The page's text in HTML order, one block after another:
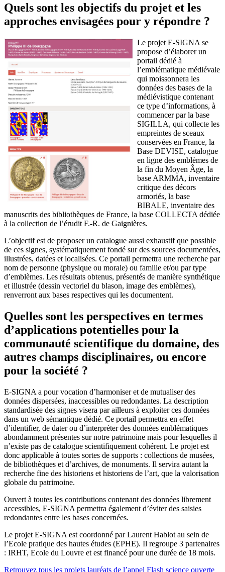
Quels sont les objectifs du projet et les
approches envisagées pour y répondre ?
Le projet E-SIGNA se
propose d’élaborer un
portail dédié à
l’emblématique médiévale
qui moissonnera les
données des bases de la
médiévistique contenant
ce type d’informations, à
commencer par la base
SIGILLA, qui collecte les
empreintes de sceaux
conservées en France, la
Base DEVISE, catalogue
en ligne des emblèmes de
la fin du Moyen Âge, la
base ARMMA, inventaire
critique des décors
armoriés, la base
BIBALE, inventaire des
manuscrits des bibliothèques de France, la base COLLECTA dédiée
à la collection de l’érudit F.-R. de Gaignières.
L’objectif est de proposer un catalogue aussi exhaustif que possible
de ces signes, systématiquement fondé sur des sources documentées,
illustrées, datées et localisées. Ce portail permettra une recherche par
nom de personne (physique ou morale) ou famille et/ou par type
d’emblèmes. Les résultats obtenus, présentés de manière synthétique
et illustrée (dessin vectoriel du blason, image des emblèmes),
renverront aux bases respectives qui les documentent.
Quelles sont les perspectives en termes
d’applications potentielles pour la
communauté scientifique du domaine, des
autres champs disciplinaires, ou encore
pour la société ?
E-SIGNA a pour vocation d’harmoniser et de mutualiser des
données dispersées, inaccessibles ou redondantes. La description
standardisée des signes visera par ailleurs à exploiter ces données
dans un web sémantique dédié. Ce portail permettra en effet
d’identifier, de dater ou d’interpréter des données emblématiques
abondamment présentes sur notre patrimoine mais pour lesquelles il
n’existe pas de catalogue scientifiquement cohérent. Le projet est
donc applicable à toutes sortes de supports : collections de musées,
de bibliothèques et d’archives, de monuments. Il servira autant la
recherche fine des historiens et historiens de l’art, que la valorisation
globale du patrimoine.
Ouvert à toutes les contributions contenant des données librement
accessibles, E-SIGNA permettra également d’éviter des saisies
redondantes entre les bases concernées.
Le projet E-SIGNA est coordonné par Laurent Hablot au sein de
l’Ecole pratique des hautes études (EPHE). Il regroupe 3 partenaires
: IRHT, Ecole du Louvre et est financé pour une durée de 18 mois.
Retrouvez tous les projets lauréats de l’appel Flash science ouverte